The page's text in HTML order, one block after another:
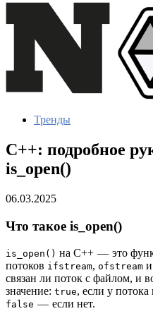
Тренды
C++: подробное
is_open()
06.03.2025
Что такое is_open()
is_open() на C++ — это
потоков ifstream, ofstream и
связан ли поток с файлом, и
значение: true, если у
false — если нет.